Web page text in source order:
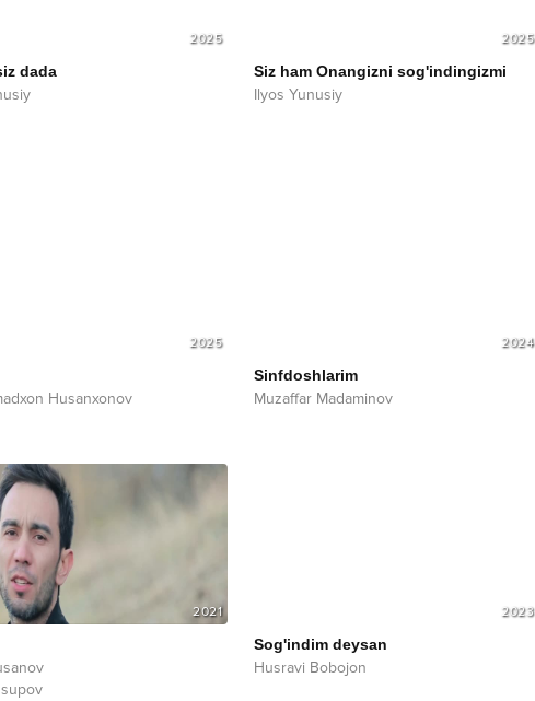
2025
dada
2025
Siz ham Onangizni sog'indingizmi
Ilyos Yunusiy
2025
Husanxonov
2024
Sinfdoshlarim
Muzaffar Madaminov
2021 2023
Sog'indim deysan
Husravi Bobojon